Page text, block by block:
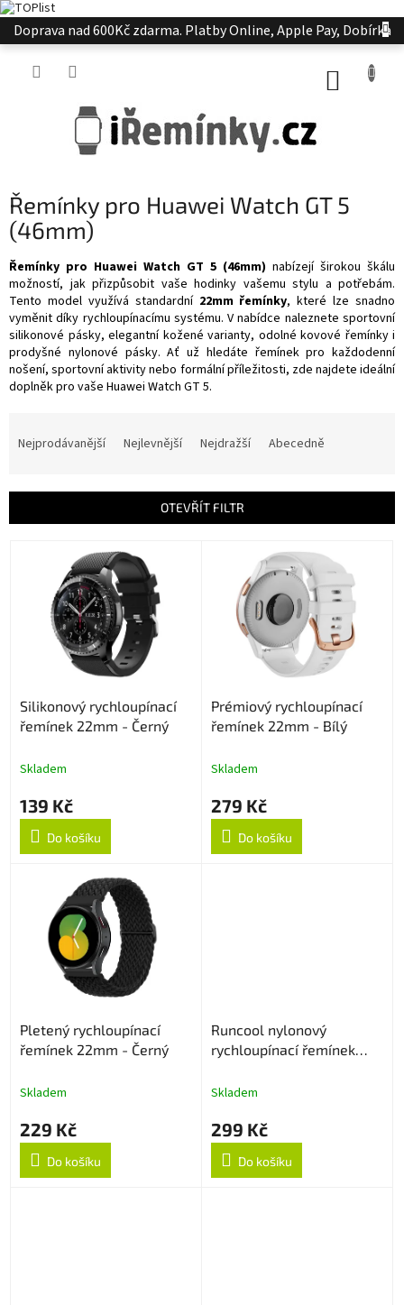
Přejít
na
Doprava nad 600Kč zdarma. Platby Online, Apple Pay, Dobírka
Řemínky pro Huawei Watch GT 5
(46mm)
Řemínky pro Huawei Watch GT 5 (46mm) nabízejí širokou škálu
možností, jak přizpůsobit vaše hodinky vašemu stylu a potřebám.
Tento model využívá standardní 22mm řemínky, které lze snadno
vyměnit díky rychloupínacímu systému. V nabídce naleznete sportovní
silikonové pásky, elegantní kožené varianty, odolné kovové řemínky i
prodyšné nylonové pásky. Ať už hledáte řemínek pro každodenní
nošení, sportovní aktivity nebo formální příležitosti, zde najdete ideální
doplněk pro vaše Huawei Watch GT 5.​
í
Nejprodávanější Nejlevnější Nejdražší Abecedně
OTEVŘÍT FILTR
Silikonový rychloupínací
řemínek 22mm - Černý
Skladem
139 Kč
Do košíku
Prémiový rychloupínací
řemínek 22mm - Bílý
Skladem
279 Kč
Do košíku
Pletený rychloupínací
řemínek 22mm - Černý
Skladem
229 Kč
Do košíku
Runcool nylonový
rychloupínací řemínek
Skladem
299 Kč
Do košíku